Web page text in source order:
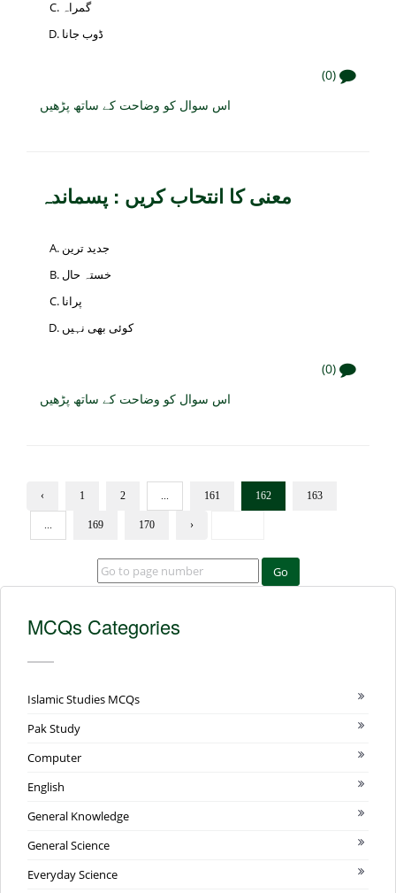
گمراہ
ڈوب جانا
(0)
اس سوال کو وضاحت کے ساتھ پڑھیں
معنی کا انتحاب کریں : پسماندہ
جدید ترین
خستہ حال
پرانا
کوئی بھی نہیں
(0)
اس سوال کو وضاحت کے ساتھ پڑھیں
‹ 1 2 ... 161 162 163
... 169 170 ›
Go
MCQs Categories
Islamic Studies MCQs
Pak Study
Computer
English
General Knowledge
General Science
Everyday Science